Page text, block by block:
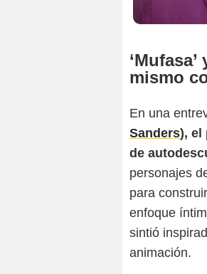
mismo
En una
Sanders), el
de
personajes
para
enfoque
sintió
animación.